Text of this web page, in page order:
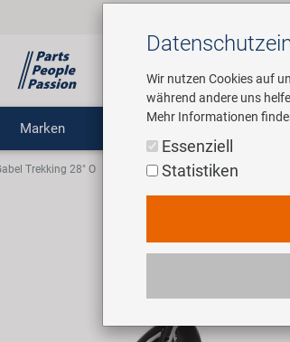
Marken
Trekking 28" O
Wir nutzen Cookies auf
während andere uns
Mehr Informationen
Essenziell
Statistiken